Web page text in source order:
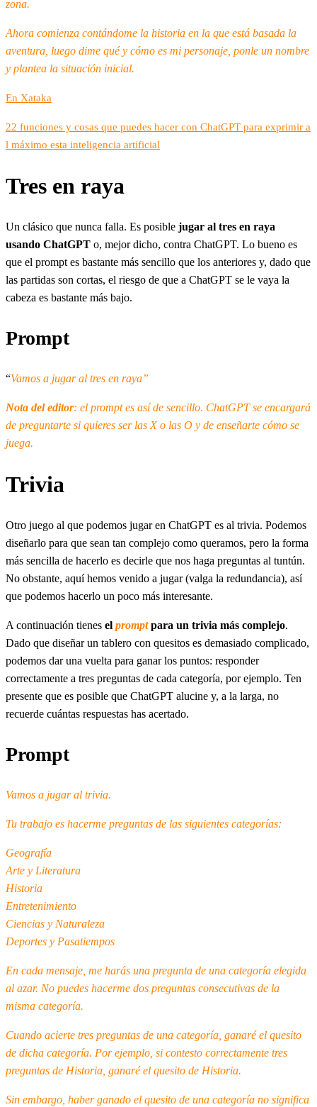
zona.
Ahora comienza contándome la historia en la que está basada la
aventura, luego dime qué y cómo es mi personaje, ponle un nombre
y plantea la situación inicial.
En Xataka
22 funciones y cosas que puedes hacer con ChatGPT para exprimir a
l máximo esta inteligencia artificial
Tres en raya
Un clásico que nunca falla. Es posible jugar al tres en raya
usando ChatGPT o, mejor dicho, contra ChatGPT. Lo bueno es
que el prompt es bastante más sencillo que los anteriores y, dado que
las partidas son cortas, el riesgo de que a ChatGPT se le vaya la
cabeza es bastante más bajo.
Prompt
“Vamos a jugar al tres en raya”
Nota del editor: el prompt es así de sencillo. ChatGPT se encargará
de preguntarte si quieres ser las X o las O y de enseñarte cómo se
juega.
Trivia
Otro juego al que podemos jugar en ChatGPT es al trivia. Podemos
diseñarlo para que sean tan complejo como queramos, pero la forma
más sencilla de hacerlo es decirle que nos haga preguntas al tuntún.
No obstante, aquí hemos venido a jugar (valga la redundancia), así
que podemos hacerlo un poco más interesante.
A continuación tienes el promptpara un trivia más complejo.
Dado que diseñar un tablero con quesitos es demasiado complicado,
podemos dar una vuelta para ganar los puntos: responder
correctamente a tres preguntas de cada categoría, por ejemplo. Ten
presente que es posible que ChatGPT alucine y, a la larga, no
recuerde cuántas respuestas has acertado.
Prompt
Vamos a jugar al trivia.
Tu trabajo es hacerme preguntas de las siguientes categorías:
Geografía
Arte y Literatura
Historia
Entretenimiento
Ciencias y Naturaleza
Deportes y Pasatiempos
En cada mensaje, me harás una pregunta de una categoría elegida
al azar. No puedes hacerme dos preguntas consecutivas de la
misma categoría.
Cuando acierte tres preguntas de una categoría, ganaré el quesito
de dicha categoría. Por ejemplo, si contesto correctamente tres
preguntas de Historia, ganaré el quesito de Historia.
Sin embargo, haber ganado el quesito de una categoría no significa